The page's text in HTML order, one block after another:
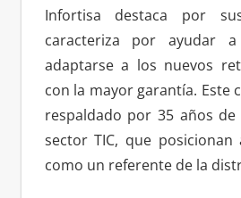
Infortisa destaca por
caracteriza por ayudar
adaptarse a los nuevos
con la mayor garantía. Este
respaldado por 35 años
sector TIC, que posicionan
como un referente de la